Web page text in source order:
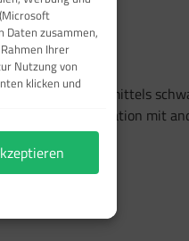
hebt mittels
oder in Kombination mit
Daten zusammen,
Ihrer
Nutzung von
klicken und